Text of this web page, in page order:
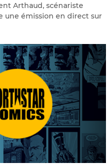
Arthaud, scénariste
une émission en direct sur